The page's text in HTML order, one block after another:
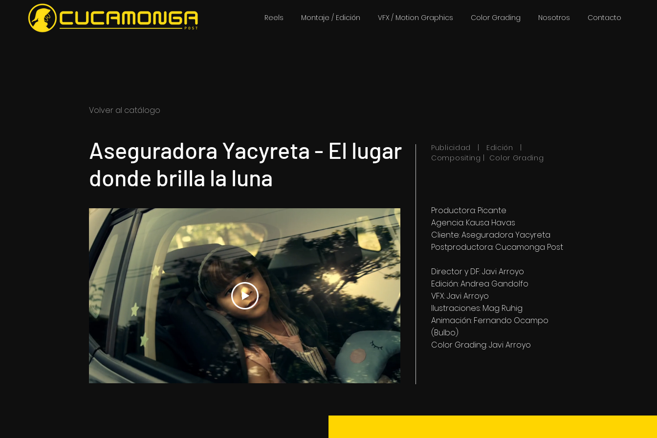
Reels Montaje / Edición VFX / Motion Graphics Color Grading Nosotros Contacto
Volver al catálogo
Aseguradora Yacyreta - El lugar
donde brilla la luna
Publicidad | Edición |
Compositing | Color Grading
Productora: Picante
Agencia: Kausa Havas
Cliente: Aseguradora Yacyreta
Postproductora: Cucamonga Post
Director y DF: Javi Arroyo
Edición: Andrea Gandolfo
VFX: Javi Arroyo
Ilustraciones: Mag Ruhig
Animación: Fernando Ocampo
(Bulbo)
Color Grading: Javi Arroyo